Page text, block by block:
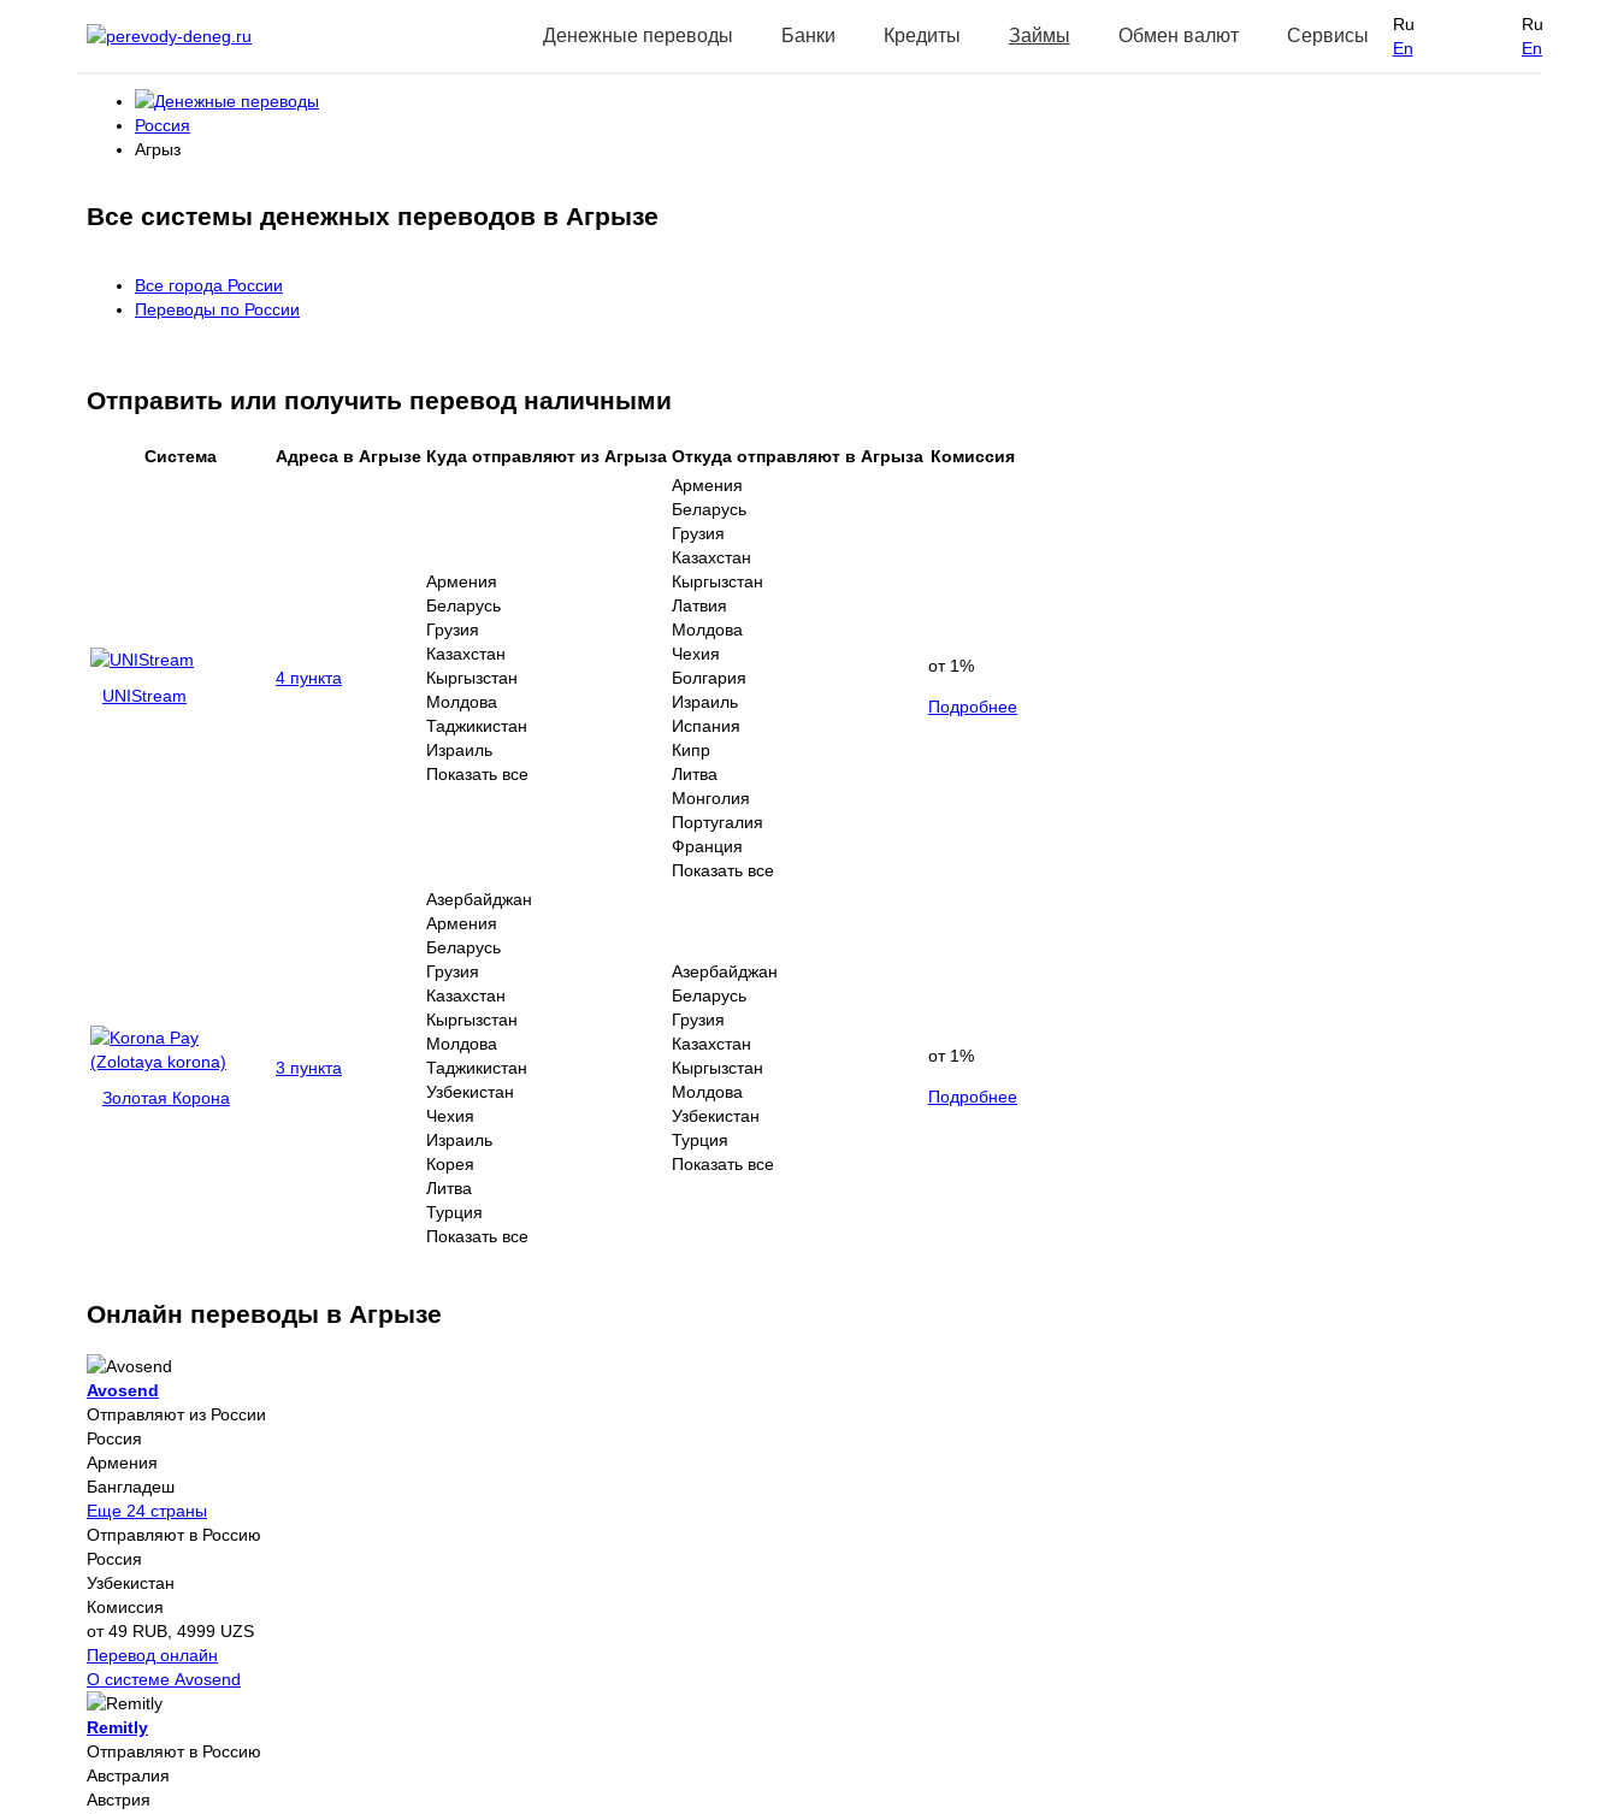
Денежные переводы Банки Кредиты Займы Обмен валют Сервисы
Ru
En
Ru
En
Россия
Агрыз
Все системы денежных переводов в Агрызе
Все города России
Переводы по России
Отправить или получить перевод наличными
Система Адреса в Агрызе Куда отправляют из Агрыза Откуда отправляют в Агрыза Комиссия
UNIStream
4 пункта
Армения
Беларусь
Грузия
Казахстан
Кыргызстан
Молдова
Таджикистан
Израиль
Показать все
Армения
Беларусь
Грузия
Казахстан
Кыргызстан
Латвия
Молдова
Чехия
Болгария
Израиль
Испания
Кипр
Литва
Монголия
Португалия
Франция
Показать все
от 1%
Подробнее
Золотая Корона
3 пункта
Азербайджан
Армения
Беларусь
Грузия
Казахстан
Кыргызстан
Молдова
Таджикистан
Узбекистан
Чехия
Израиль
Корея
Литва
Турция
Показать все
Азербайджан
Беларусь
Грузия
Казахстан
Кыргызстан
Молдова
Узбекистан
Турция
Показать все
от 1%
Подробнее
Онлайн переводы в Агрызе
Avosend
Отправляют из России
Россия
Армения
Бангладеш
Еще 24 страны
Отправляют в Россию
Россия
Узбекистан
Комиссия
от 49 RUB, 4999 UZS
Перевод онлайн
О системе Avosend
Remitly
Отправляют в Россию
Австралия
Австрия